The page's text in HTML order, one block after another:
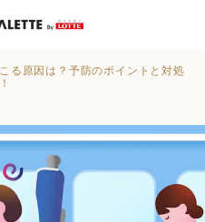
る原因は？予防のポイントと対処